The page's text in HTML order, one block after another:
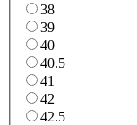
38
39
40
40.5
41
42
42.5